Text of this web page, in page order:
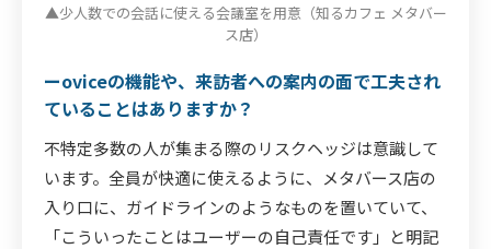
▲少人数での会話に使える会議室を用意（知るカフェ メタバー
ス店）
ーoviceの機能や、来訪者への案内の面で工夫され
ていることはありますか？
不特定多数の人が集まる際のリスクヘッジは意識して
います。全員が快適に使えるように、メタバース店の
入り口に、ガイドラインのようなものを置いていて、
「こういったことはユーザーの自己責任です」と明記